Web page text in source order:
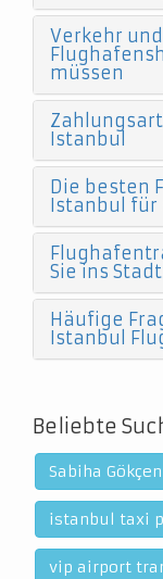
Verkehr
müssen
Istanbul
Die besten
Istanbul für
Sie ins
Häufige
Istanbul
Beliebte
Sabiha
istanbul taxi
vip airport